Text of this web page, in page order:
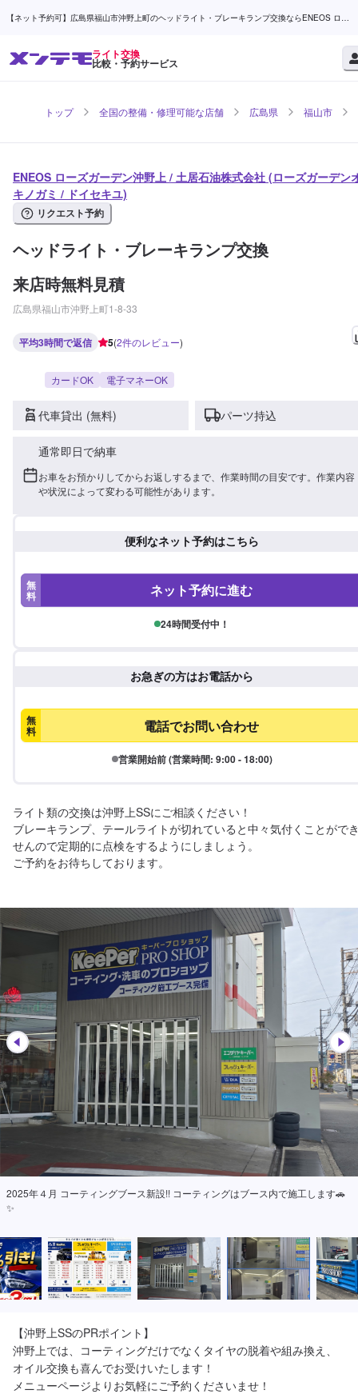
【ネット予約可】広島県福山市沖野上町のヘッドライト・ブレーキランプ交換ならENEOS ロー
ライト交換
比較・予約サービス
トップ 全国の整備・修理可能な店舗 広島県 福山市
ENEOS ローズガーデン沖野上 / 土居石油株式会社 (ローズガーデン
キノガミ / ドイセキユ)
リクエスト予約
ヘッドライト・ブレーキランプ交換
来店時無料見積
広島県福山市沖野上町1-8-33
平均3時間で返信 5(2件のレビュー)
カードOK 電子マネーOK
代車貸出 (無料) パーツ持込
通常即日で納車
お車をお預かりしてからお返しするまで、作業時間の目安です。作業内容
や状況によって変わる可能性があります。
便利なネット予約はこちら
無
料 ネット予約に進む
24時間受付中！
お急ぎの方はお電話から
無
料 電話でお問い合わせ
営業開始前 (営業時間: 9:00 - 18:00)
ライト類の交換は沖野上SSにご相談ください！
ブレーキランプ、テールライトが切れていると中々気付くことがで
せんので定期的に点検をするようにしましょう。
ご予約をお待ちしております。
2025年４月 コーティングブース新設!! コーティングはブース内で施工します🚗
✨
【沖野上SSのPRポイント】
沖野上では、コーティングだけでなくタイヤの脱着や組み換え、
オイル交換も喜んでお受けいたします！
メニューページよりお気軽にご予約くださいませ！